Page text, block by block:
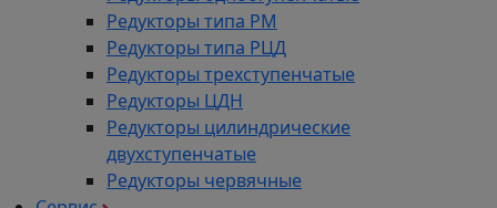
Редукторы типа РМ
Редукторы типа РЦД
Редукторы трехступенчатые
Редукторы ЦДН
Редукторы цилиндрические
двухступенчатые
Редукторы червячные